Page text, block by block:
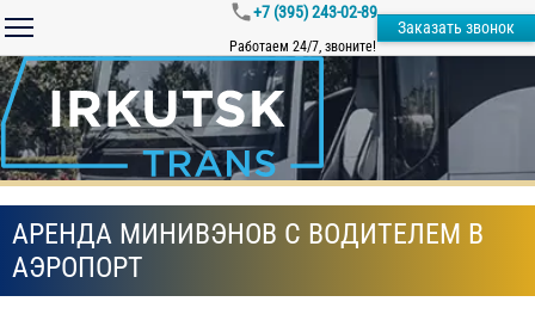
+7 (395) 243-02-89
Работаем 24/7, звоните!
Заказать звонок
АРЕНДА МИНИВЭНОВ С ВОДИТЕЛЕМ В
АЭРОПОРТ